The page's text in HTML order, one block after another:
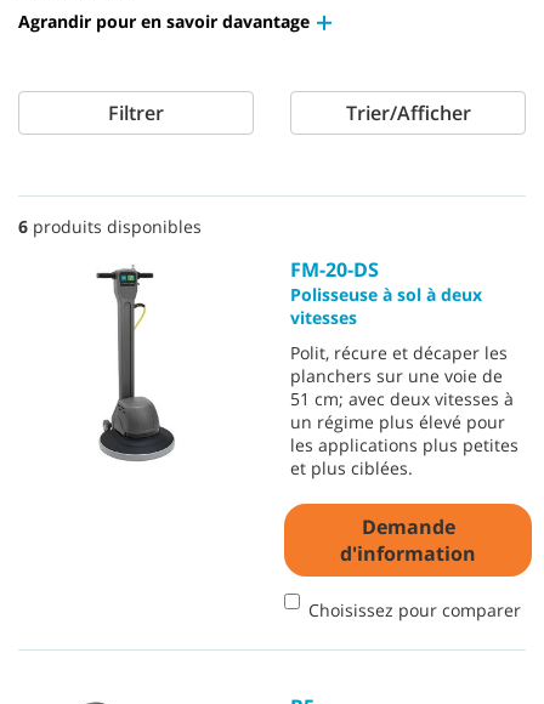
Agrandir pour en savoir davantage
Filtrer Trier/Afficher
6 produits disponibles
FM-20-DS
Polisseuse à sol à deux
vitesses
Polit, récure et décaper les
planchers sur une voie de
51 cm; avec deux vitesses à
un régime plus élevé pour
les applications plus petites
et plus ciblées.
Demande
d'information
Choisissez pour comparer